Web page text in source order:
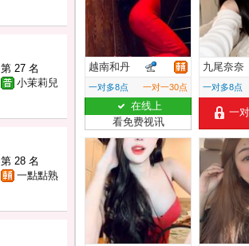
第 27 名
小茉莉兒
第 28 名
一點點熟
越南和丹
一对多8点 一对一30点
在线上
看免费视讯
九尾奈奈
一对多8点
一